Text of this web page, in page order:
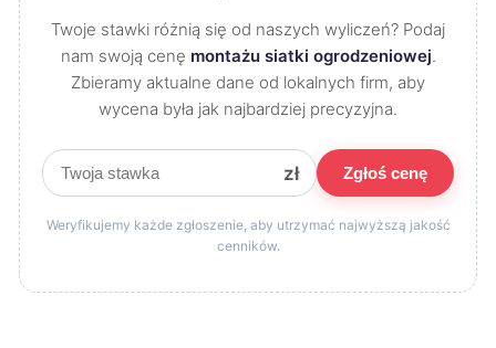
Twoje stawki różnią się od naszych wyliczeń? Podaj
nam swoją cenę montażu siatki ogrodzeniowej.
Zbieramy aktualne dane od lokalnych firm, aby
wycena była jak najbardziej precyzyjna.
zł Zgłoś cenę
Weryfikujemy każde zgłoszenie, aby utrzymać najwyższą jakość
cenników.